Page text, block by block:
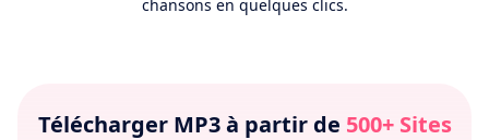
chansons en quelques clics.
Télécharger MP3 à partir de 500+ Sites